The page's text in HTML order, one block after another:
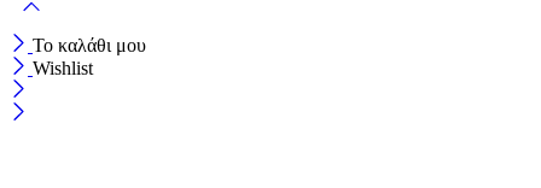
Το καλάθι μου
Wishlist